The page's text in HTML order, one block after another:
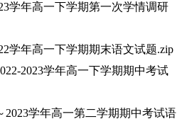
年高一下学期第一次学情调研
年高一下学期期末语文试题.zip
2023学年高一下学期期中考试
学年高一第二学期期中考试语